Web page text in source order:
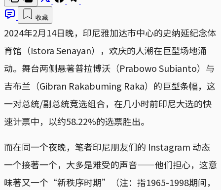
收藏
2024年2月14日晚，印尼雅加达市中心的史纳延纪念体
育馆（Istora Senayan），欢庆的人潮在巨型场地涌
动。舞台两侧悬著普拉博沃（Prabowo Subianto）与
吉布兰（Gibran Rakabuming Raka）的巨型条幅，这
一对总统/副总统竞选组合，在几小时前印尼大选的快
速计票中，以约58.22%的选票胜出。
而在同一个夜晚，笔者印尼朋友们的 Instagram 动态
一个接著一个，大多是难受的声音——他们担心，这意
味著又一个“新秩序时期”（注：指1965-1998期间，